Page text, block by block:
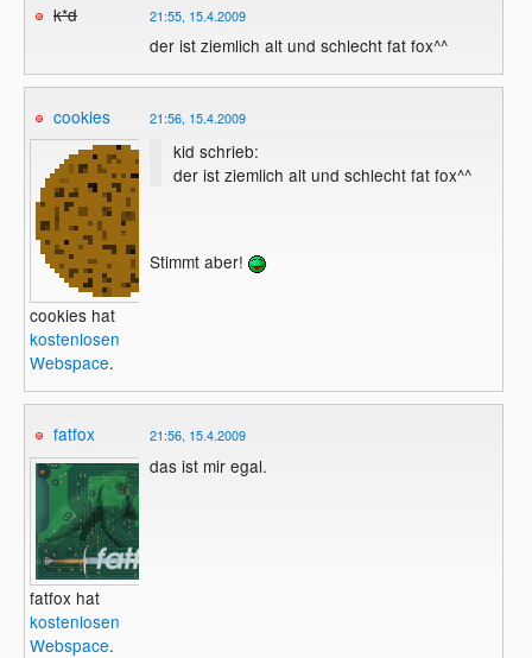
k*d 21:55, 15.4.2009
der ist ziemlich alt und schlecht fat fox^^
cookies
cookies hat
kostenlosen
Webspace.
21:56, 15.4.2009
kid schrieb:
der ist ziemlich alt und schlecht fat fox^^
Stimmt aber!
fatfox
fatfox hat
kostenlosen
Webspace.
21:56, 15.4.2009
das ist mir egal.